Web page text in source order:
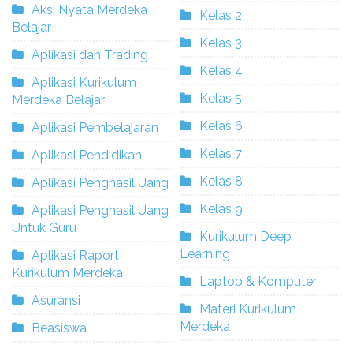
Aksi Nyata Merdeka
Belajar
Aplikasi dan Trading
Aplikasi Kurikulum
Merdeka Belajar
Aplikasi Pembelajaran
Aplikasi Pendidikan
Aplikasi Penghasil Uang
Aplikasi Penghasil Uang
Untuk Guru
Aplikasi Raport
Kurikulum Merdeka
Asuransi
Beasiswa
Kelas 2
Kelas 3
Kelas 4
Kelas 5
Kelas 6
Kelas 7
Kelas 8
Kelas 9
Kurikulum Deep
Learning
Laptop & Komputer
Materi Kurikulum
Merdeka